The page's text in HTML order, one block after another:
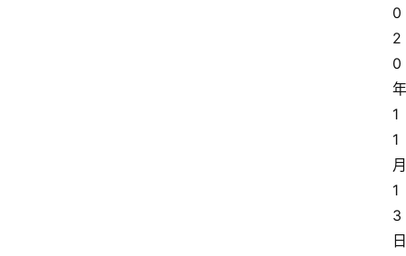
0
2
0
年
1
1
月
1
3
日